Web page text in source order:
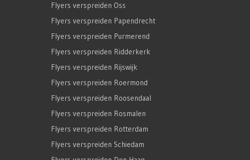
Flyers verspreiden Oss
Flyers verspreiden Papendrecht
Flyers verspreiden Purmerend
Flyers verspreiden Ridderkerk
Flyers verspreiden Rijswijk
Flyers verspreiden Roermond
Flyers verspreiden Roosendaal
Flyers verspreiden Rosmalen
Flyers verspreiden Rotterdam
Flyers verspreiden Schiedam